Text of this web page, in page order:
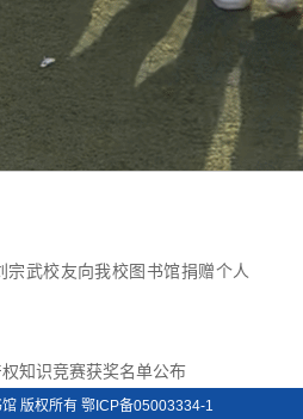
武校友向我校图书馆捐赠个人
知识竞赛获奖名单公布
版权所有 鄂ICP备05003334-1